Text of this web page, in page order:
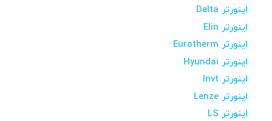
اینورتر Delta
اینورتر Elin
اینورتر Eurotherm
اینورتر Hyundai
اینورتر Invt
اینورتر Lenze
اینورتر LS